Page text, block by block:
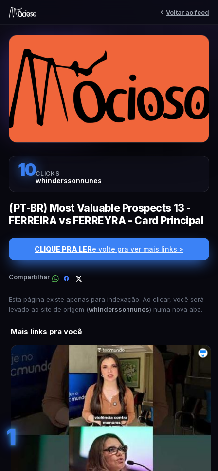
Voltar ao feed
10CLICKS
whinderssonnunes
(PT-BR) Most Valuable Prospects 13 -
FERREIRA vs FERREYRA - Card Principal
CLIQUE PRA LERe volte pra ver mais links »
Compartilhar
Esta página existe apenas para indexação. Ao clicar, você será
levado ao site de origem (whinderssonnunes) numa nova aba.
Mais links pra você
1